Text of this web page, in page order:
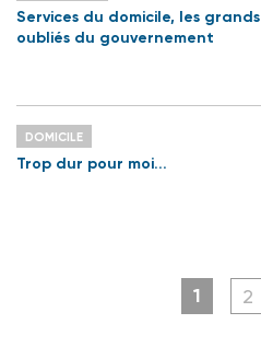
Services du domicile, les grands
oubliés du gouvernement
DOMICILE
Trop dur pour moi...
1 2